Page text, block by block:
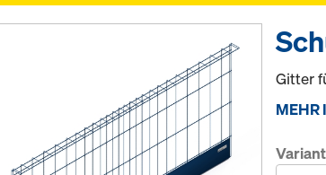
Gitter
MEHR